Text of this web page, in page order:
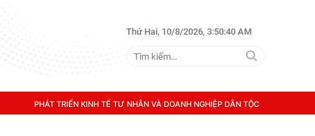
Thứ Hai, 10/8/2026, 3:50:41 AM
PHÁT TRIỂN KINH TẾ TƯ NHÂN VÀ DOANH NGHIỆP DÂN TỘC